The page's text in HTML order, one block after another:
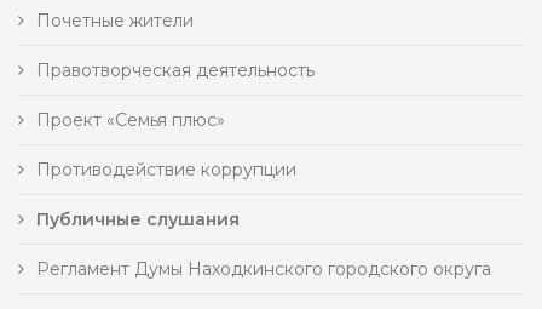
Почетные жители
Правотворческая деятельность
Проект «Семья плюс»
Противодействие коррупции
Публичные слушания
Регламент Думы Находкинского городского округа